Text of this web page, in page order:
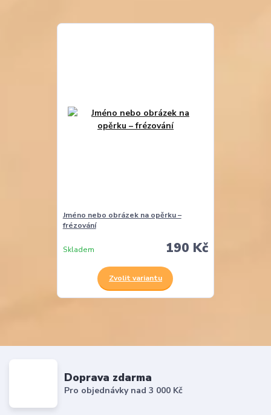
Jméno nebo obrázek na opěrku –
frézování
190 Kč
Skladem
Zvolit variantu
Doprava zdarma
Pro objednávky nad 3 000 Kč